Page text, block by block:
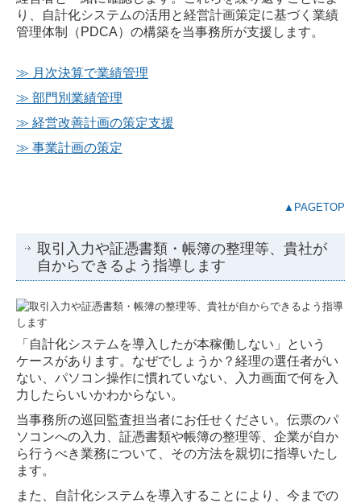
り、自計化システムの活用と経営計画策定に基づく業績
管理体制（PDCA）の構築を当事務所が支援します。
≫ 月次決算で業績管理
≫ 部門別業績管理
≫ 経営改善計画の策定支援
≫ 事業計画の策定
▲PAGETOP
取引入力や証憑書類・帳簿の整理等、貴社が
自からできるよう指導します
「自計化システムを導入したが本稼働しない」という
ケースがあります。なぜでしょうか？経理の選任者がい
ない、パソコン操作に慣れていない、入力画面で何を入
力したらいいかわからない。
当事務所の巡回監査担当者にお任せください。伝票のパ
ソコンへの入力、証憑書類や帳簿の整理等、企業が自か
ら行うべき業務について、その方法を親切に指導いたし
ます。
また、自計化システムを導入することにより、今までの